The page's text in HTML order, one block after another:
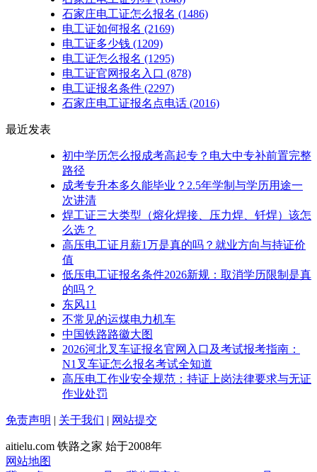
石家庄电工证怎么报名 (1486)
电工证如何报名 (2169)
电工证多少钱 (1209)
电工证怎么报名 (1295)
电工证官网报名入口 (878)
电工证报名条件 (2297)
石家庄电工证报名点电话 (2016)
最近发表
初中学历怎么报成考高起专？电大中专补前置完整
路径
成考专升本多久能毕业？2.5年学制与学历用途一
次讲清
焊工证三大类型（熔化焊接、压力焊、钎焊）该怎
么选？
高压电工证月薪1万是真的吗？就业方向与持证价
值
低压电工证报名条件2026新规：取消学历限制是真
的吗？
东风11
不常见的运煤电力机车
中国铁路路徽大图
2026河北叉车证报名官网入口及考试报考指南：
N1叉车证怎么报名考试全知道
高压电工作业安全规范：持证上岗法律要求与无证
作业处罚
免责声明 | 关于我们 | 网站提交
aitielu.com 铁路之家 始于2008年
网站地图